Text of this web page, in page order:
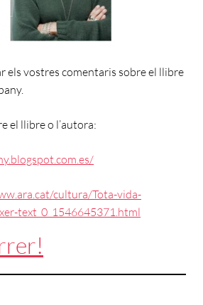
els vostres comentaris sobre el llibre
el llibre o l’autora:
cultura/Tota-vida-
text_0_1546645371.html